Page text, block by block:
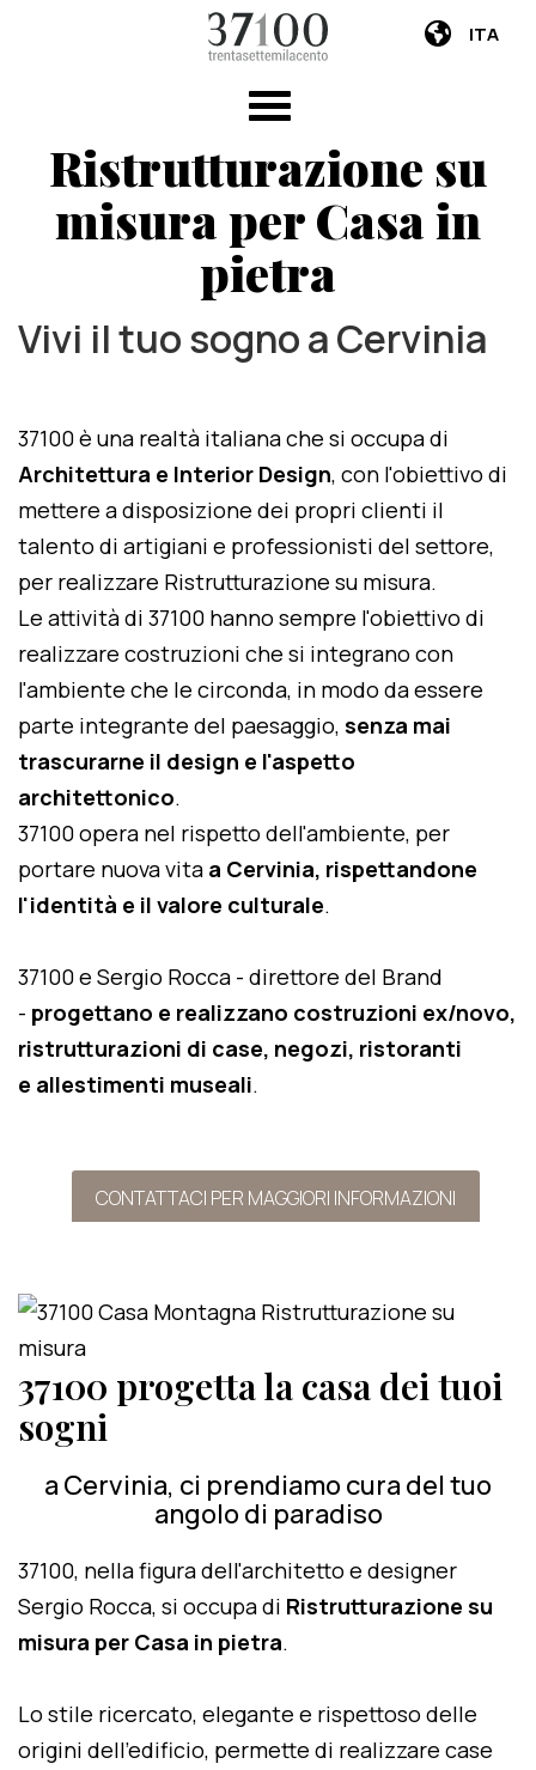
ITA
Ristrutturazione su
misura per Casa in
pietra
Vivi il tuo sogno a Cervinia
37100 è una realtà italiana che si occupa di
Architettura e Interior Design, con l'obiettivo di
mettere a disposizione dei propri clienti il
talento di artigiani e professionisti del settore,
per realizzare Ristrutturazione su misura.
Le attività di 37100 hanno sempre l'obiettivo di
realizzare costruzioni che si integrano con
l'ambiente che le circonda, in modo da essere
parte integrante del paesaggio, senza mai
trascurarne il design e l'aspetto
architettonico.
37100 opera nel rispetto dell'ambiente, per
portare nuova vita a Cervinia, rispettandone
l'identità e il valore culturale.
37100 e Sergio Rocca - direttore del Brand
- progettano e realizzano costruzioni ex/novo,
ristrutturazioni di case, negozi, ristoranti
e allestimenti museali.
CONTATTACI PER MAGGIORI INFORMAZIONI
37100 progetta la casa dei tuoi
sogni
a Cervinia, ci prendiamo cura del tuo
angolo di paradiso
37100, nella figura dell'architetto e designer
Sergio Rocca, si occupa di Ristrutturazione su
misura per Casa in pietra.
Lo stile ricercato, elegante e rispettoso delle
origini dell'edificio, permette di realizzare case